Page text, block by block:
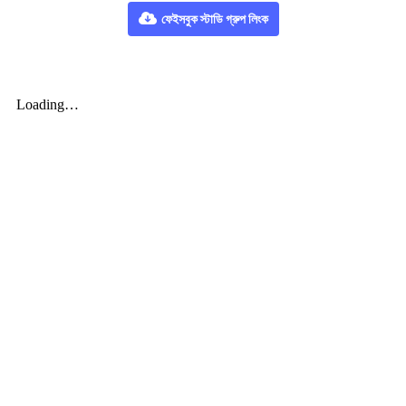
ফেইসবুক স্টাডি গ্রুপ লিংক